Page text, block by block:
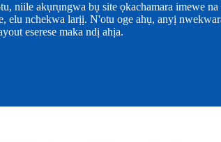
niile akụrụngwa bụ site ọkachamara imewe na
elu nchekwa larịị. N'otu oge ahụ, anyị
eserese maka ndị ahịa.